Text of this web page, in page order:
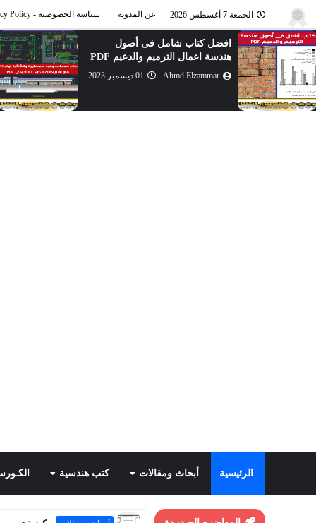
الجمعة 7 أغسطس 2026 عن المدونة سياسة الخصوصية - Privacy Policy
افضل كتاب شامل فى أصول
هندسة اعمال الترميم والدعيم PDF
Ahmd Elzammar 01 ديسمبر 2023
الرئيسية أبحاث ومقالات كتب هندسية